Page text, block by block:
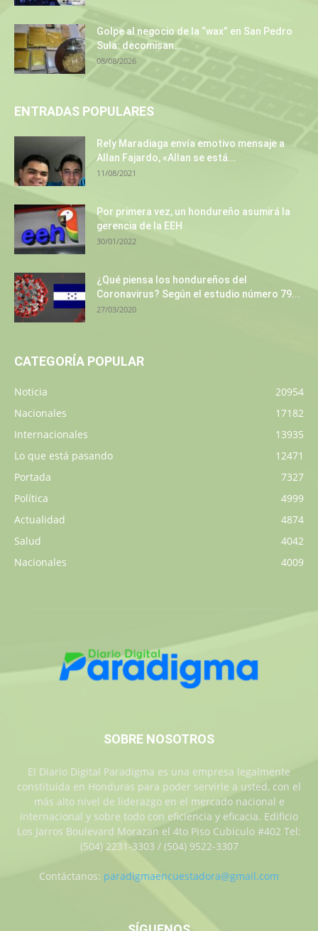
Golpe al negocio de la “wax” en San Pedro
Sula: decomisan...
08/08/2026
ENTRADAS POPULARES
Rely Maradiaga envía emotivo mensaje a
Allan Fajardo, «Allan se está...
11/08/2021
Por primera vez, un hondureño asumirá la
gerencia de la EEH
30/01/2022
¿Qué piensa los hondureños del
Coronavirus? Según el estudio número 79...
27/03/2020
CATEGORÍA POPULAR
Noticia
20954
Nacionales
17182
Internacionales
13935
Lo que está pasando
12471
Portada
7327
Política
4999
Actualidad
4874
Salud
4042
Nacionales
4009
SOBRE NOSOTROS
El Diario Digital Paradigma es una empresa legalmente
constituida en Honduras para poder servirle a usted, con el
más alto nivel de liderazgo en el mercado nacional e
internacional y sobre todo con eficiencia y eficacia. Edificio
Los Jarros Boulevard Morazan el 4to Piso Cubiculo #402 Tel:
(504) 2231-3303 / (504) 9522-3307
Contáctanos: paradigmaencuestadora@gmail.com